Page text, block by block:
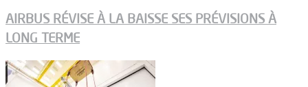
AIRBUS RÉVISE À LA BAISSE SES PRÉVISIONS À
LONG TERME